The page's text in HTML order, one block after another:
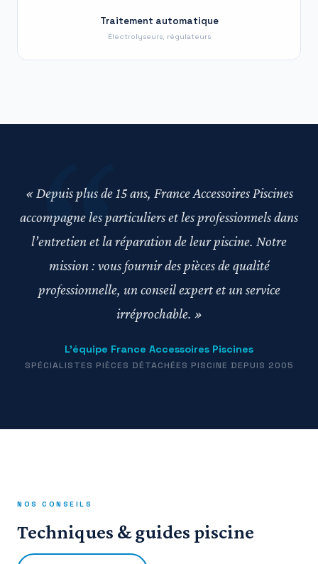
Traitement automatique
Électrolyseurs, régulateurs
« Depuis plus de 15 ans, France Accessoires Piscines
accompagne les particuliers et les professionnels dans
l’entretien et la réparation de leur piscine. Notre
mission : vous fournir des pièces de qualité
professionnelle, un conseil expert et un service
irréprochable. »
L’équipe France Accessoires Piscines
SPÉCIALISTES PIÈCES DÉTACHÉES PISCINE DEPUIS 2005
NOS CONSEILS
Techniques & guides piscine